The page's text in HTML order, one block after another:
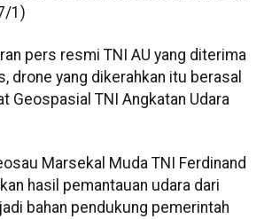
1)
pers resmi TNI AU yang diterima
drone yang dikerahkan itu berasal
Geospasial TNI Angkatan Udara
Marsekal Muda TNI Ferdinand
hasil pemantauan udara dari
bahan pendukung pemerintah